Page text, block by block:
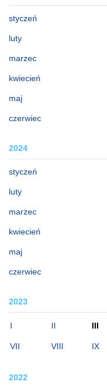
styczeń
luty
marzec
kwiecień
maj
czerwiec
2024
styczeń
luty
marzec
kwiecień
maj
czerwiec
2023
I II III
VII VIII IX
2022